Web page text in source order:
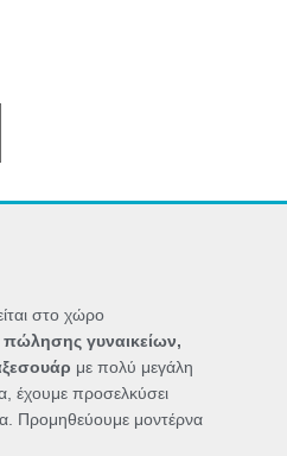
στο χώρο
πώλησης γυναικείων,
με πολύ μεγάλη
έχουμε προσελκύσει
Προμηθεύουμε μοντέρνα